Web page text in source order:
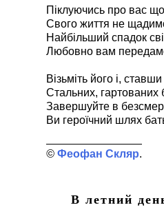
Піклуючись про вас
Свого життя не
Найбільший спадок
Любовно вам
Візьміть його і,
Стальних, гартованих
Завершуйте в
Ви героїчний шлях
Феофан Скляр
В летний